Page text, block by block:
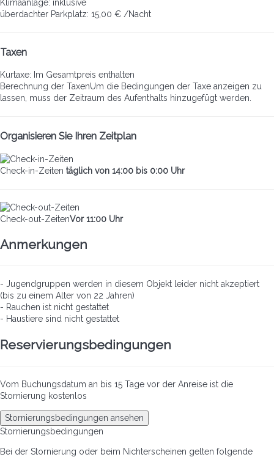
Klimaanlage: inklusive
überdachter Parkplatz: 15,00 € /Nacht
Taxen
Kurtaxe: Im Gesamtpreis enthalten
Berechnung der TaxenUm die Bedingungen der Taxe anzeigen zu
lassen, muss der Zeitraum des Aufenthalts hinzugefügt werden.
Organisieren Sie Ihren Zeitplan
Check-in-Zeiten täglich von 14:00 bis 0:00 Uhr
Check-out-ZeitenVor 11:00 Uhr
Anmerkungen
- Jugendgruppen werden in diesem Objekt leider nicht akzeptiert
(bis zu einem Alter von 22 Jahren)
- Rauchen ist nicht gestattet
- Haustiere sind nicht gestattet
Reservierungsbedingungen
Vom Buchungsdatum an bis 15 Tage vor der Anreise ist die
Stornierung kostenlos
Stornierungsbedingungen ansehen
Stornierungsbedingungen
Bei der Stornierung oder beim Nichterscheinen gelten folgende